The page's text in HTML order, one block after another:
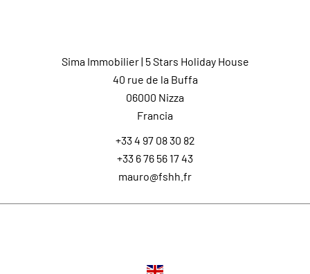
Sima Immobilier | 5 Stars Holiday House
40 rue de la Buffa
06000 Nizza
Francia
+33 4 97 08 30 82
+33 6 76 56 17 43
mauro@fshh.fr